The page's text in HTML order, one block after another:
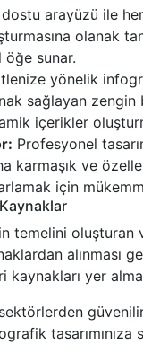
dostu arayüzü ile
olanak
sunar.
yönelik
sağlayan zengin
içerikler
Profesyonel
karmaşık ve
için
temelini oluşturan
alınması
kaynakları yer
tasarımınıza